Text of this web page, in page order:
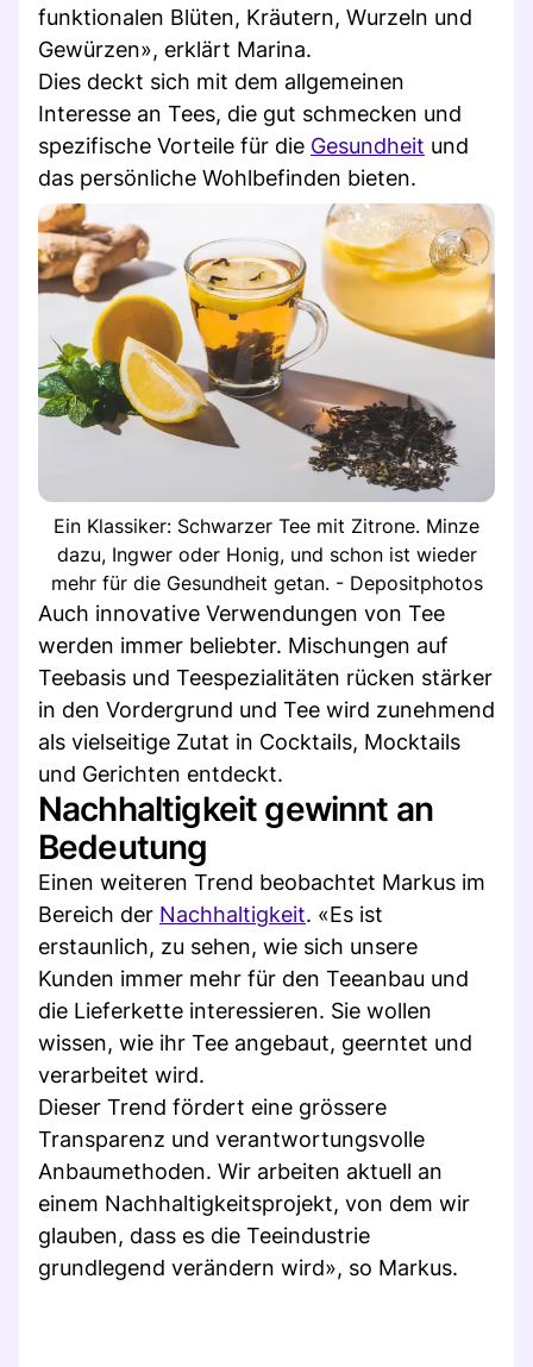
funktionalen Blüten, Kräutern, Wurzeln und
Gewürzen», erklärt Marina.
Dies deckt sich mit dem allgemeinen
Interesse an Tees, die gut schmecken und
spezifische Vorteile für die Gesundheit und
das persönliche Wohlbefinden bieten.
Ein Klassiker: Schwarzer Tee mit Zitrone. Minze
dazu, Ingwer oder Honig, und schon ist wieder
mehr für die Gesundheit getan. - Depositphotos
Auch innovative Verwendungen von Tee
werden immer beliebter. Mischungen auf
Teebasis und Teespezialitäten rücken stärker
in den Vordergrund und Tee wird zunehmend
als vielseitige Zutat in Cocktails, Mocktails
und Gerichten entdeckt.
Nachhaltigkeit gewinnt an
Bedeutung
Einen weiteren Trend beobachtet Markus im
Bereich der Nachhaltigkeit. «Es ist
erstaunlich, zu sehen, wie sich unsere
Kunden immer mehr für den Teeanbau und
die Lieferkette interessieren. Sie wollen
wissen, wie ihr Tee angebaut, geerntet und
verarbeitet wird.
Dieser Trend fördert eine grössere
Transparenz und verantwortungsvolle
Anbaumethoden. Wir arbeiten aktuell an
einem Nachhaltigkeitsprojekt, von dem wir
glauben, dass es die Teeindustrie
grundlegend verändern wird», so Markus.